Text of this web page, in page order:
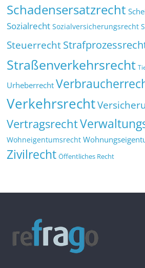
Schadensersatzrecht
Sozialrecht Sozialversicherungsrecht
Steuerrecht
Straßenverkehrsrecht
Urheberrecht
Verkehrsrecht
Vertragsrecht
Wohneigentumsrecht
Zivilrecht Öffentliches Recht